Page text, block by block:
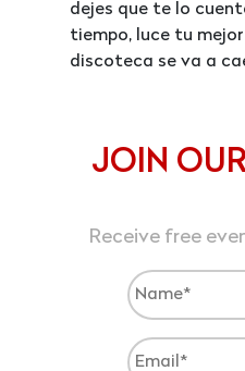
dejes que te lo
tiempo, luce tu
discoteca se va a
JOIN
Receive free